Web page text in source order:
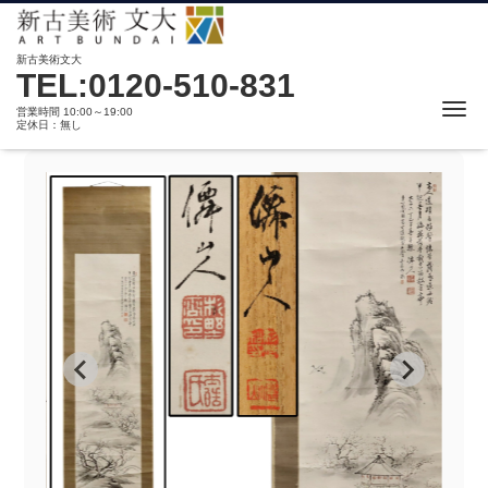
新古美術文大
TEL:0120-510-831
営業時間 10:00～19:00
定休日：無し